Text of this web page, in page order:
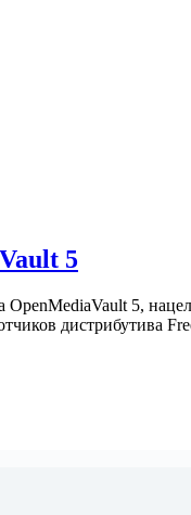
5
5,
дистрибутива